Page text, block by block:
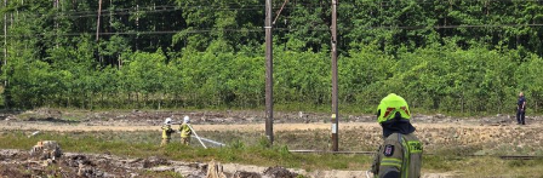
W piątek koncerty będą odbywały się już od rana, jednak
w sposób szczególny zachęcamy do udziału w
warsztatach, które rozpoczną się o 14.30 w namiotach